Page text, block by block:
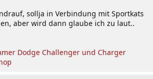
sollja in Verbindung mit Sportkats
aber wird dann glaube ich zu laut..
Dodge Challenger und Charger